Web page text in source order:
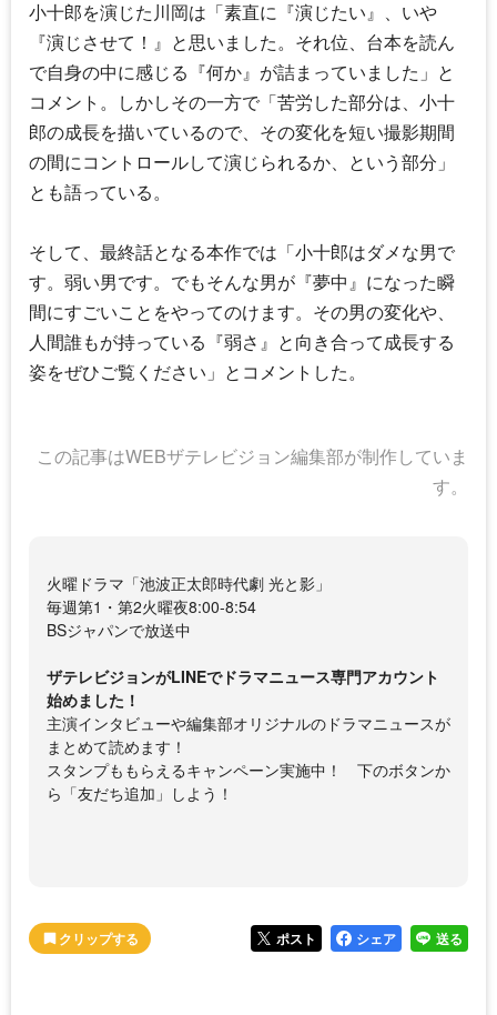
小十郎を演じた川岡は「素直に『演じたい』、いや
『演じさせて！』と思いました。それ位、台本を読ん
で自身の中に感じる『何か』が詰まっていました」と
コメント。しかしその一方で「苦労した部分は、小十
郎の成長を描いているので、その変化を短い撮影期間
の間にコントロールして演じられるか、という部分」
とも語っている。
そして、最終話となる本作では「小十郎はダメな男で
す。弱い男です。でもそんな男が『夢中』になった瞬
間にすごいことをやってのけます。その男の変化や、
人間誰もが持っている『弱さ』と向き合って成長する
姿をぜひご覧ください」とコメントした。
この記事はWEBザテレビジョン編集部が制作していま
す。
火曜ドラマ「池波正太郎時代劇 光と影」
毎週第1・第2火曜夜8:00-8:54
BSジャパンで放送中
ザテレビジョンがLINEでドラマニュース専門アカウント
始めました！
主演インタビューや編集部オリジナルのドラマニュースが
まとめて読めます！
スタンプももらえるキャンペーン実施中！ 下のボタンか
ら「友だち追加」しよう！
ポスト シェア 送る